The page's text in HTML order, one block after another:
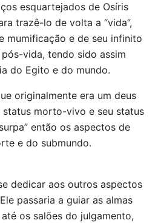
esquartejados de Osíris
trazê-lo de volta a “vida”,
mumificação e de seu infinito
vida, tendo sido assim
do Egito e do mundo.
originalmente era um deus
morto-vivo e seu status
então os aspectos de
e do submundo.
dedicar aos outros aspectos
passaria a guiar as almas
os salões do julgamento,